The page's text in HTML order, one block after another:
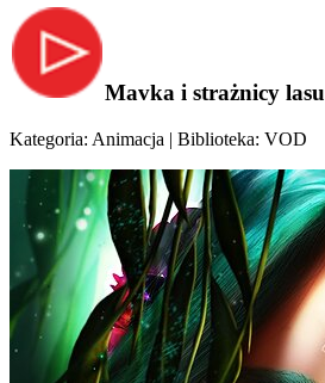
Mavka i strażnicy lasu
Kategoria: Animacja | Biblioteka: VOD